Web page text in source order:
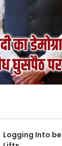
Logging Into